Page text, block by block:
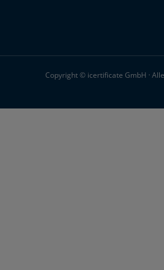
Copyright © icertificate GmbH ·